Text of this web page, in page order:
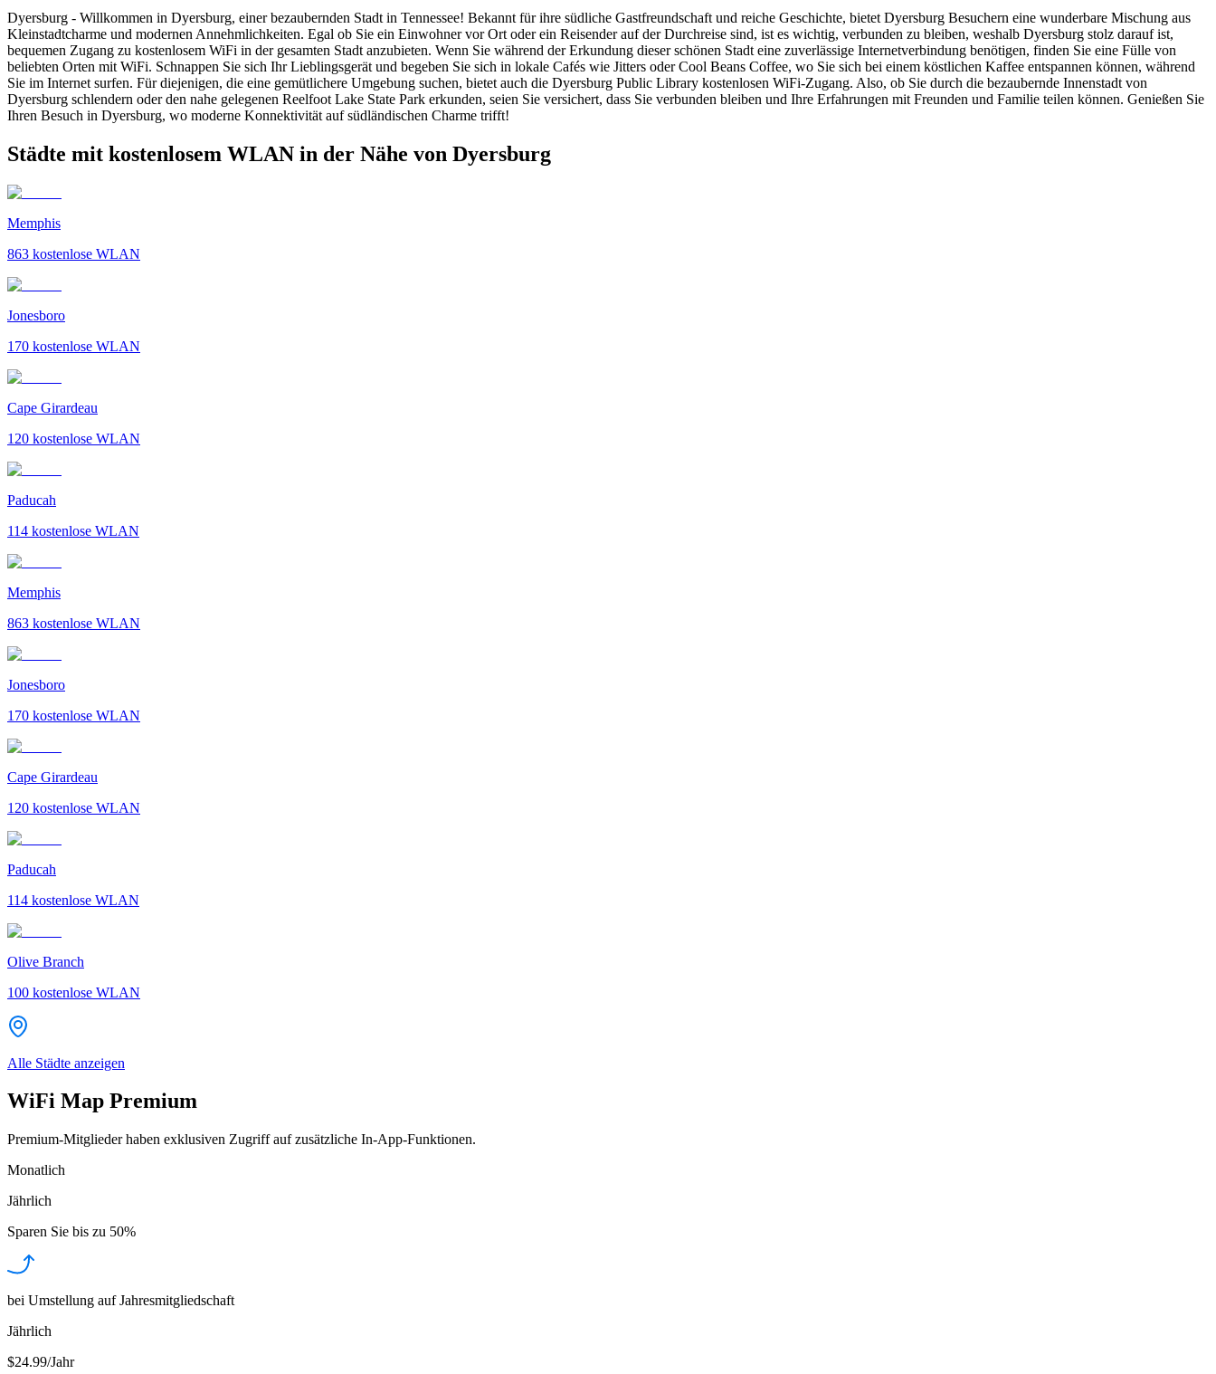
Dyersburg - Willkommen in Dyersburg, einer bezaubernden Stadt in Tennessee! Bekannt für ihre südliche Gastfreundschaft und reiche Geschichte, bietet Dyersburg Besuchern eine wunderbare Mischung aus
Kleinstadtcharme und modernen Annehmlichkeiten. Egal ob Sie ein Einwohner vor Ort oder ein Reisender auf der Durchreise sind, ist es wichtig, verbunden zu bleiben, weshalb Dyersburg stolz darauf ist,
bequemen Zugang zu kostenlosem WiFi in der gesamten Stadt anzubieten. Wenn Sie während der Erkundung dieser schönen Stadt eine zuverlässige Internetverbindung benötigen, finden Sie eine Fülle von
beliebten Orten mit WiFi. Schnappen Sie sich Ihr Lieblingsgerät und begeben Sie sich in lokale Cafés wie Jitters oder Cool Beans Coffee, wo Sie sich bei einem köstlichen Kaffee entspannen können, während
Sie im Internet surfen. Für diejenigen, die eine gemütlichere Umgebung suchen, bietet auch die Dyersburg Public Library kostenlosen WiFi-Zugang. Also, ob Sie durch die bezaubernde Innenstadt von
Dyersburg schlendern oder den nahe gelegenen Reelfoot Lake State Park erkunden, seien Sie versichert, dass Sie verbunden bleiben und Ihre Erfahrungen mit Freunden und Familie teilen können. Genießen Sie
Ihren Besuch in Dyersburg, wo moderne Konnektivität auf südländischen Charme trifft!
Städte mit kostenlosem WLAN in der Nähe von Dyersburg
Memphis
863 kostenlose WLAN
Jonesboro
170 kostenlose WLAN
Cape Girardeau
120 kostenlose WLAN
Paducah
114 kostenlose WLAN
Memphis
863 kostenlose WLAN
Jonesboro
170 kostenlose WLAN
Cape Girardeau
120 kostenlose WLAN
Paducah
114 kostenlose WLAN
Olive Branch
100 kostenlose WLAN
Alle Städte anzeigen
WiFi Map Premium
Premium-Mitglieder haben exklusiven Zugriff auf zusätzliche In-App-Funktionen.
Monatlich
Jährlich
Sparen Sie bis zu 50%
bei Umstellung auf Jahresmitgliedschaft
Jährlich
$24.99/Jahr